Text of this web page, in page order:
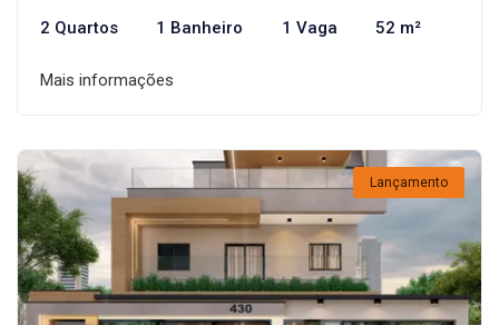
2 Quartos 1 Banheiro 1 Vaga 52 m²
Mais informações
Lançamento